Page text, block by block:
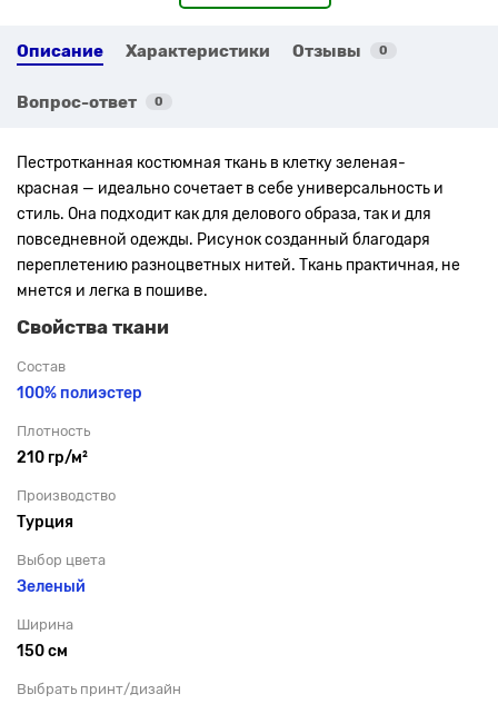
Описание Характеристики Отзывы 0
Вопрос-ответ 0
Пестротканная костюмная ткань в клеткузеленая-
красная — идеально сочетает в себе универсальность и
стиль. Она подходит как для делового образа, так и для
повседневной одежды. Рисунок созданный благодаря
переплетению разноцветных нитей. Ткань практичная, не
мнется и легка в пошиве.
Свойства ткани
Состав
100% полиэстер
Плотность
210 гр/м²
Производство
Турция
Выбор цвета
Зеленый
Ширина
150 см
Выбрать принт/дизайн